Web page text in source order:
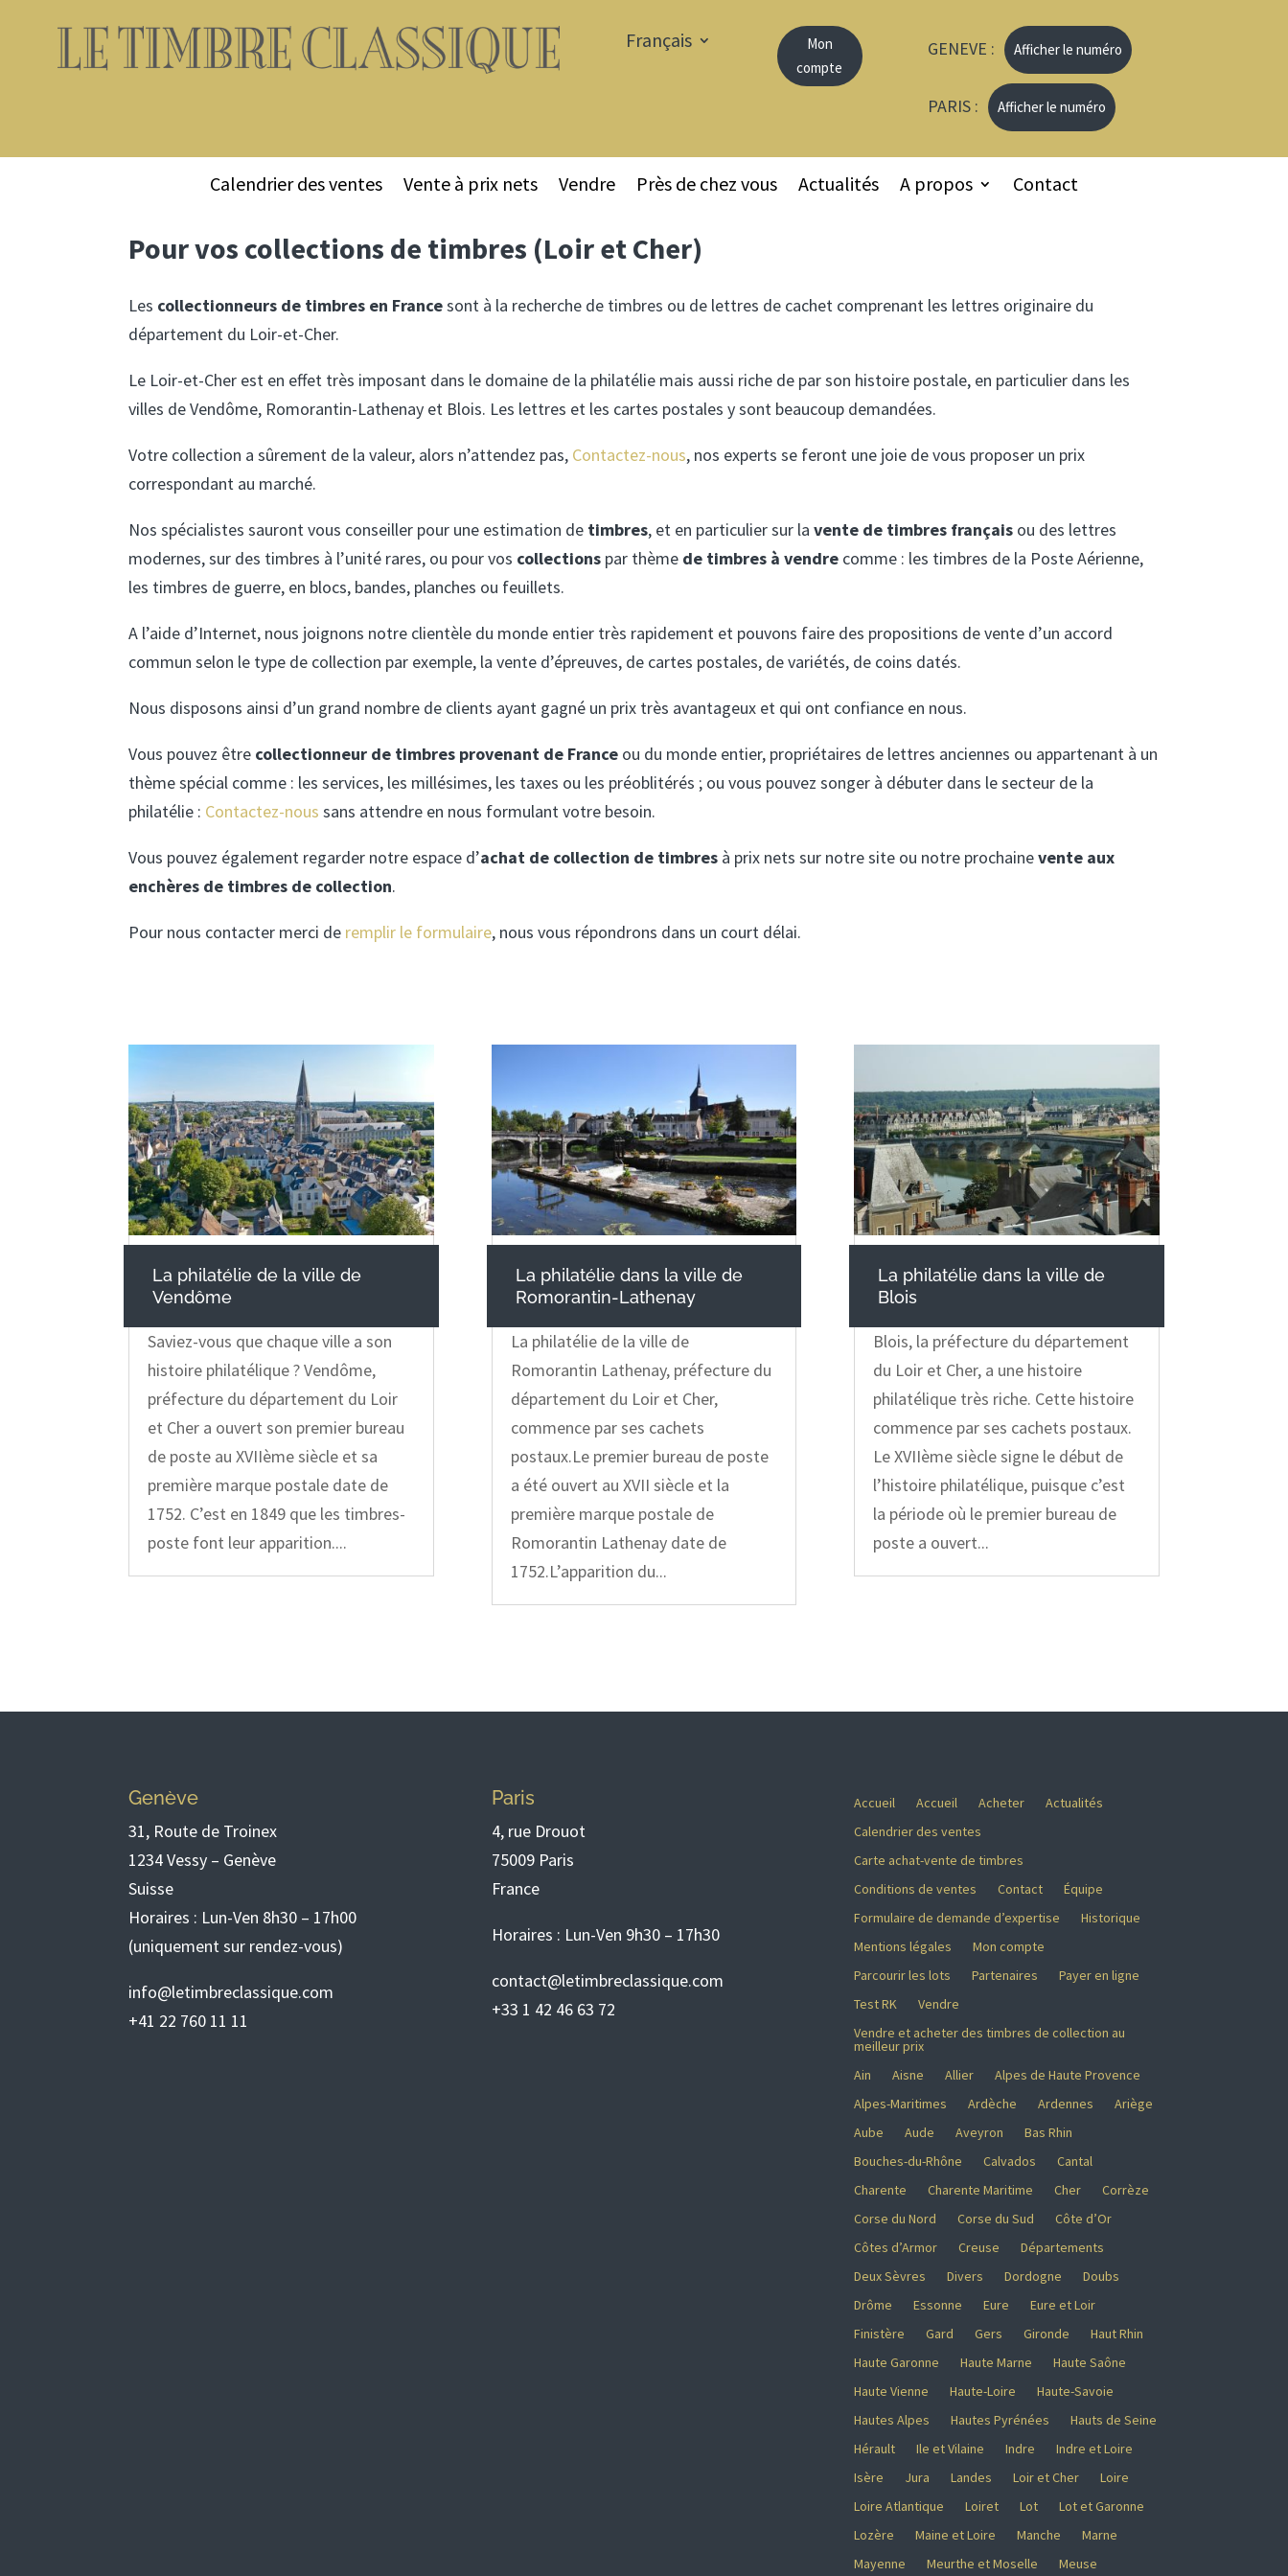
Français
Mon
compte
GENEVE : Afficher le numéro
PARIS : Afficher le numéro
Calendrier des ventes Vente à prix nets Vendre Près de chez vous Actualités A propos Contact
Pour vos collections de timbres (Loir et Cher)
Les collectionneurs de timbres en Francesont à la recherche de timbres ou de lettres de cachet comprenant les lettres originaire du
département du Loir-et-Cher.
Le Loir-et-Cher est en effet très imposant dans le domaine de la philatélie mais aussi riche de par son histoire postale, en particulier dans les
villes de Vendôme, Romorantin-Lathenay et Blois. Les lettres et les cartes postales y sont beaucoup demandées.
Votre collection a sûrement de la valeur, alors n’attendez pas, Contactez-nous, nos experts se feront une joie de vous proposer un prix
correspondant au marché.
Nos spécialistes sauront vous conseiller pour une estimation de timbres, et en particulier sur lavente de timbres français ou des lettres
modernes, sur des timbres à l’unité rares, ou pour vos collections par thème de timbres à vendre comme : les timbres de la Poste Aérienne,
les timbres de guerre, en blocs, bandes, planches ou feuillets.
A l’aide d’Internet, nous joignons notre clientèle du monde entier très rapidement et pouvons faire des propositions de vente d’un accord
commun selon le type de collection par exemple, la vente d’épreuves, de cartes postales, de variétés, de coins datés.
Nous disposons ainsi d’un grand nombre de clients ayant gagné un prix très avantageux et qui ont confiance en nous.
Vous pouvez être collectionneur de timbres provenant de France ou du monde entier, propriétaires de lettres anciennes ou appartenant à un
thème spécial comme : les services, les millésimes, les taxes ou les préoblitérés ; ou vous pouvez songer à débuter dans le secteur de la
philatélie : Contactez-nous sans attendre en nous formulant votre besoin.
Vous pouvez également regarder notre espace d’achat de collection de timbres à prix nets sur notre site ou notre prochainevente aux
enchères de timbres de collection.
Pour nous contacter merci de remplir le formulaire, nous vous répondrons dans un court délai.
La philatélie de la ville de
Vendôme
Saviez-vous que chaque ville a son
histoire philatélique ? Vendôme,
préfecture du département du Loir
et Cher a ouvert son premier bureau
de poste au XVIIème siècle et sa
première marque postale date de
1752. C’est en 1849 que les timbres-
poste font leur apparition....
La philatélie dans la ville de
Romorantin-Lathenay
La philatélie de la ville de
Romorantin Lathenay, préfecture du
département du Loir et Cher,
commence par ses cachets
postaux.Le premier bureau de poste
a été ouvert au XVII siècle et la
première marque postale de
Romorantin Lathenay date de
1752.L’apparition du...
La philatélie dans la ville de
Blois
Blois, la préfecture du département
du Loir et Cher, a une histoire
philatélique très riche. Cette histoire
commence par ses cachets postaux.
Le XVIIème siècle signe le début de
l’histoire philatélique, puisque c’est
la période où le premier bureau de
poste a ouvert...
Genève
31, Route de Troinex
1234 Vessy – Genève
Suisse
Horaires : Lun-Ven 8h30 – 17h00
(uniquement sur rendez-vous)
info@letimbreclassique.com
+41 22 760 11 11
Paris
4, rue Drouot
75009 Paris
France
Horaires : Lun-Ven 9h30 – 17h30
contact@letimbreclassique.com
+33 1 42 46 63 72
Accueil Accueil Acheter
Actualités
Calendrier des ventes
Carte achat-vente de timbres
Conditions de ventes
Contact
Équipe
Formulaire de demande d’expertise
Historique
Mentions légales
Mon compte
Parcourir les lots
Partenaires
Payer en ligne
Test RK
Vendre
Vendre et acheter des timbres de collection au
meilleur prix
Ain
Aisne Allier
Alpes de Haute Provence
Alpes-Maritimes
Ardèche Ardennes
Ariège
Aube
Aude Aveyron
Bas Rhin
Bouches-du-Rhône
Calvados
Cantal
Charente
Charente Maritime Cher
Corrèze
Corse du Nord
Corse du Sud
Côte d’Or
Côtes d’Armor
Creuse
Départements
Deux Sèvres
Divers Dordogne
Doubs
Drôme
Essonne Eure
Eure et Loir
Finistère
Gard Gers Gironde
Haut Rhin
Haute Garonne
Haute Marne
Haute Saône
Haute Vienne
Haute-Loire
Haute-Savoie
Hautes Alpes
Hautes Pyrénées
Hauts de Seine
Hérault
Ile et Vilaine Indre
Indre et Loire
Isère
Jura Landes Loir et Cher
Loire
Loire Atlantique
Loiret Lot
Lot et Garonne
Lozère
Maine et Loire Manche
Marne
Mayenne
Meurthe et Moselle Meuse